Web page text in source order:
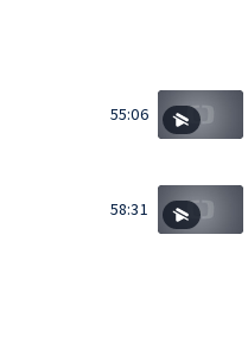
55:06
58:31